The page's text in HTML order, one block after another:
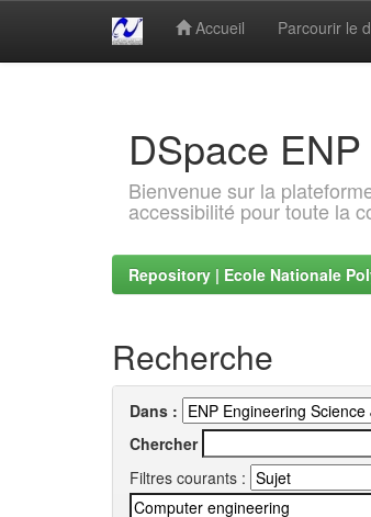
Accueil Parcourir le
DSpace ENP
Bienvenue sur la
accessibilité pour toute la
Repository | Ecole Nationale
Recherche
Dans :
Chercher
Filtres courants :